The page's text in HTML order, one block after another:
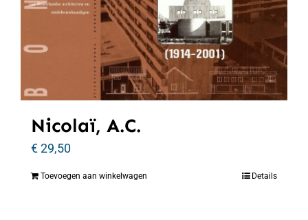
Nicolaï, A.C.
€29,50
Toevoegen aan winkelwagen Details